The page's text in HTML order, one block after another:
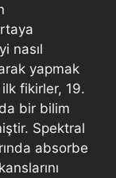
nasıl
yapmak
ilk fikirler, 19.
bir bilim
Spektral
absorbe